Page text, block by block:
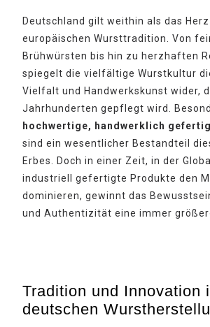
Deutschland gilt weithin als das
europäischen Wursttradition. Von
Brühwürsten bis hin zu herzhaften
spiegelt die vielfältige Wurstkultur
Vielfalt und Handwerkskunst wider,
Jahrhunderten gepflegt wird.
hochwertige, handwerklich
sind ein wesentlicher Bestandteil
Erbes. Doch in einer Zeit, in der
industriell gefertigte Produkte den
dominieren, gewinnt das
und Authentizität eine immer
Tradition und Innovation
deutschen